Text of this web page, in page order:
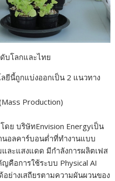
บโลกและไทย
ยีนี้ถูกแบ่งออกเป็น 2 แนวทาง
Production)
ดย บริษัทEnvision Energyเป็น
นอลคาร์บอนต่ำที่ทำงานแบบ
ละแสงแดด มีกำลังการผลิตเฟส
คือการใช้ระบบ Physical AI
ย่างเสถียรตามความผันผวนของ